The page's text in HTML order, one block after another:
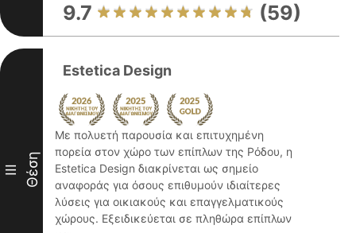
9.7 (59)
III Θέση
Estetica Design
Με πολυετή παρουσία και επιτυχημένη
πορεία στον χώρο των επίπλων της Ρόδου, η
Estetica Design διακρίνεται ως σημείο
αναφοράς για όσους επιθυμούν ιδιαίτερες
λύσεις για οικιακούς και επαγγελματικούς
χώρους. Εξειδικεύεται σε πληθώρα επίπλων